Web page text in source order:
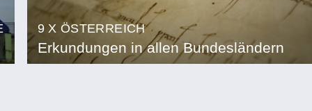
9 X ÖSTERREICH
Erkundungen in allen Bundesländern